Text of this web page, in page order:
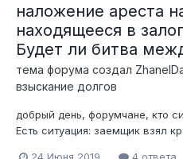
наложение ареста
находящееся в
Будет ли битва
тема форума создал
взыскание долгов
добрый день, форумчане, кто
Есть ситуация: заемщик взял